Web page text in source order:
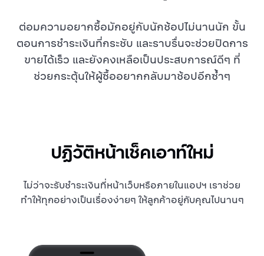
ต่อมความอยากซื้อมักอยู่กับนักช้อปไม่นานนัก ขั้น
ตอนการชำระเงินที่กระชับ และราบรื่นจะช่วยปิดการ
ขายได้เร็ว และยังคงเหลือเป็นประสบการณ์ดีๆ ที่
ช่วยกระตุ้นให้ผู้ซื้ออยากกลับมาช้อปอีกซ้ำๆ
ปฏิวัติหน้าเช็คเอาท์ใหม่
ไม่ว่าจะรับชำระเงินที่หน้าเว็บหรือภายในแอปฯ เราช่วย
ทำให้ทุกอย่างเป็นเรื่องง่ายๆ ให้ลูกค้าอยู่กับคุณไปนานๆ